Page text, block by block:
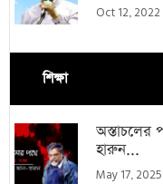
Oct 12, 2022
শিক্ষা
অস্তাচলের
হারুন...
May 17, 2025